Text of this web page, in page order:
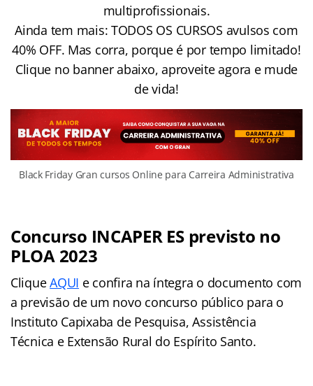
multiprofissionais.
Ainda tem mais: TODOS OS CURSOS avulsos com
40% OFF. Mas corra, porque é por tempo limitado!
Clique no banner abaixo, aproveite agora e mude
de vida!
Black Friday Gran cursos Online para Carreira Administrativa
Concurso INCAPER ES previsto no
PLOA 2023
CliqueAQUI e confira na íntegra o documento com
a previsão de um novo concurso público para o
Instituto Capixaba de Pesquisa, Assistência
Técnica e Extensão Rural do Espírito Santo.